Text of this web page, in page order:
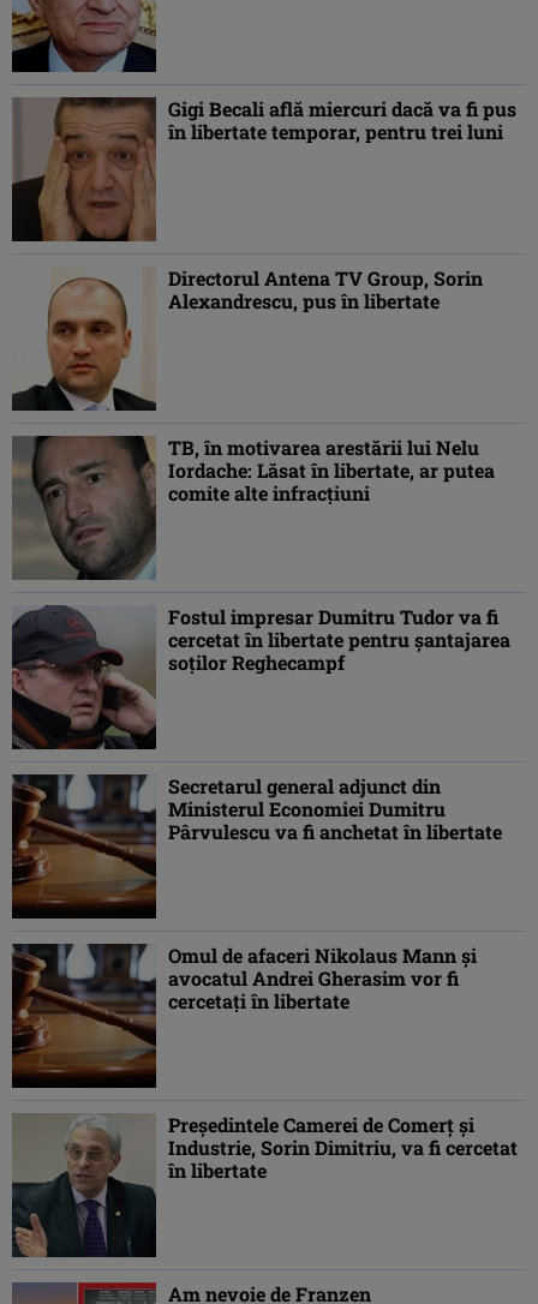
Gigi Becali află miercuri dacă va fi pus
în libertate temporar, pentru trei luni
Directorul Antena TV Group, Sorin
Alexandrescu, pus în libertate
TB, în motivarea arestării lui Nelu
Iordache: Lăsat în libertate, ar putea
comite alte infracţiuni
Fostul impresar Dumitru Tudor va fi
cercetat în libertate pentru şantajarea
soţilor Reghecampf
Secretarul general adjunct din
Ministerul Economiei Dumitru
Pârvulescu va fi anchetat în libertate
Omul de afaceri Nikolaus Mann şi
avocatul Andrei Gherasim vor fi
cercetaţi în libertate
Preşedintele Camerei de Comerţ şi
Industrie, Sorin Dimitriu, va fi cercetat
în libertate
Am nevoie de Franzen